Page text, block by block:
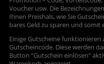
Voucher usw. Die
Ihnen Preishals, wie Sie
bares Geld zu sparen und somit
Einige Gutscheine funktionieren
Gutscheincode. Diese werden
Button “Gutschein einlösen”